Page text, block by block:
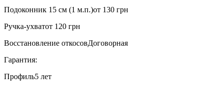
Подоконник 15 см (1 м.п.)от 130 грн
Ручка-ухватот 120 грн
Восстановление откосовДоговорная
Гарантия:
Профиль5 лет